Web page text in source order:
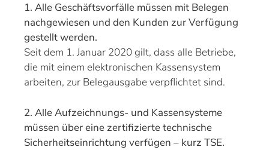
1. Alle Geschäftsvorfälle müssen mit Belegen
nachgewiesen und den Kunden zur Verfügung
gestellt werden.
Seit dem 1. Januar 2020 gilt, dass alle Betriebe,
die mit einem elektronischen Kassensystem
arbeiten, zur Belegausgabe verpflichtet sind.
2. Alle Aufzeichnungs- und Kassensysteme
müssen über eine zertifizierte technische
Sicherheitseinrichtung verfügen – kurz TSE.